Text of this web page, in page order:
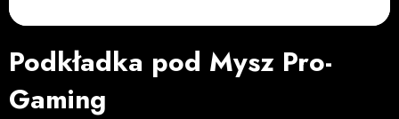
Podkładka pod Mysz Pro-
Gaming